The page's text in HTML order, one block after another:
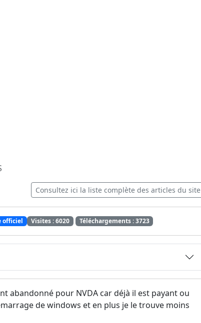
Consultez ici la liste complète des articles du site
officiel Visites : 6020 Téléchargements : 3723
abandonné pour NVDA car déjà il est payant ou
de windows et en plus je le trouve moins